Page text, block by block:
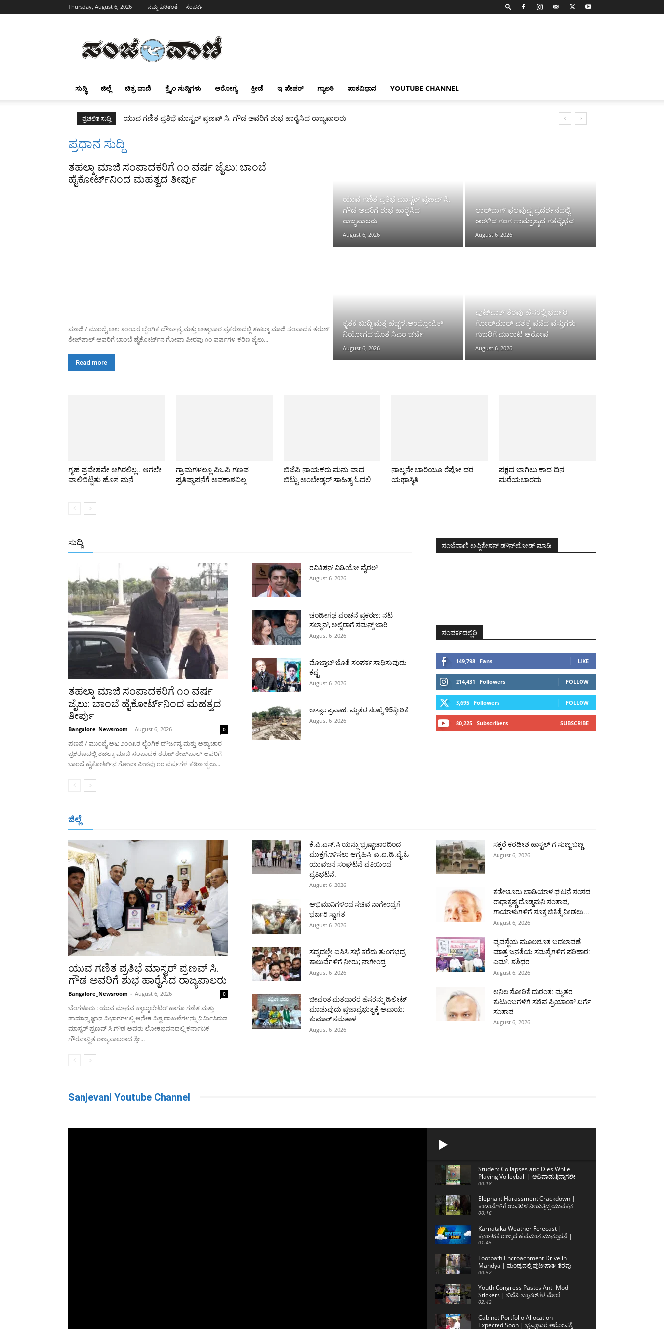
Thursday, August 6, 2026 ನಮ್ಮ ಕುರಿತಂತೆ ಸಂಪರ್ಕ
ಸುದ್ಧಿ ಜಿಲ್ಲೆ ಚಿತ್ರ ವಾಣಿ ಕ್ರೈಂ ಸುದ್ದಿಗಳು ಆರೋಗ್ಯ ಕ್ರೀಡೆ ಇ-ಪೇಪರ್ ಗ್ಯಾಲರಿ ಪಾಕವಿಧಾನ YOUTUBE CHANNEL
ಪ್ರಚಲಿತ ಸುದ್ಧಿ ಯುವ ಗಣಿತ ಪ್ರತಿಭೆ ಮಾಸ್ಟರ್ ಪ್ರಣವ್ ಸಿ. ಗೌಡ ಅವರಿಗೆ ಶುಭ ಹಾರೈಸಿದ ರಾಜ್ಯಪಾಲರು
ಪ್ರಧಾನ ಸುದ್ದಿ
ತಹಲ್ಕಾ ಮಾಜಿ ಸಂಪಾದಕರಿಗೆ ೧೦ ವರ್ಷ ಜೈಲು: ಬಾಂಬೆ
ಹೈಕೋರ್ಟ್‌ನಿಂದ ಮಹತ್ವದ ತೀರ್ಪು
ಪಣಜಿ / ಮುಂಬೈ ಅ೬: ೨೦೧೩ರ ಲೈಂಗಿಕ ದೌರ್ಜನ್ಯ ಮತ್ತು ಅತ್ಯಾಚಾರ ಪ್ರಕರಣದಲ್ಲಿ ತಹಲ್ಕಾ ಮಾಜಿ ಸಂಪಾದಕ ತರುಣ್
ತೇಜ್‌ಪಾಲ್ ಅವರಿಗೆ ಬಾಂಬೆ ಹೈಕೋರ್ಟ್‌ನ ಗೋವಾ ಪೀಠವು ೧೦ ವರ್ಷಗಳ ಕಠಿಣ ಜೈಲು...
Read more
ಯುವ ಗಣಿತ ಪ್ರತಿಭೆ ಮಾಸ್ಟರ್ ಪ್ರಣವ್ ಸಿ.
ಗೌಡ ಅವರಿಗೆ ಶುಭ ಹಾರೈಸಿದ
ರಾಜ್ಯಪಾಲರು
August 6, 2026
ಲಾಲ್‌ಬಾಗ್ ಫಲಪುಷ್ಪ ಪ್ರದರ್ಶನದಲ್ಲಿ
ಅರಳಿದ ಗಂಗ ಸಾಮ್ರಾಜ್ಯದ ಗತವೈಭವ
August 6, 2026
ಕೃತಕ ಬುದ್ಧಿ ಮತ್ತೆ ಹೆಚ್ಚಳ:ಆಂಥ್ರೋಪಿಕ್
ನಿಯೋಗದ ಜೊತೆ ಸಿಎಂ ಚರ್ಚೆ
August 6, 2026
ಫುಟ್‌ಪಾತ್ ತೆರವು ಹೆಸರಲ್ಲಿ ಭರ್ಜರಿ
ಗೋಲ್‌ಮಾಲ್ ವಶಕ್ಕೆ ಪಡೆದ ವಸ್ತುಗಳು
ಗುಜರಿಗೆ ಮಾರಾಟ ಆರೋಪ
August 6, 2026
ಗೃಹ ಪ್ರವೇಶವೇ ಆಗಿರಲಿಲ್ಲ.. ಆಗಲೇ
ವಾಲಿಬಿಟ್ಟಿತು ಹೊಸ ಮನೆ
ಗ್ರಾಮಗಳಲ್ಲೂ ಪಿಒಪಿ ಗಣಪ
ಪ್ರತಿಷ್ಠಾಪನೆಗೆ ಅವಕಾಶವಿಲ್ಲ
ಬಿಜೆಪಿ ನಾಯಕರು ಮನು ವಾದ
ಬಿಟ್ಟು ಅಂಬೇಡ್ಕರ್ ಸಾಹಿತ್ಯ ಓದಲಿ
ನಾಲ್ಕನೇ ಬಾರಿಯೂ ರೆಪೋ ದರ
ಯಥಾಸ್ಥಿತಿ
ಪಕ್ಷದ ಬಾಗಿಲು ಕಾದ ದಿನ
ಮರೆಯಬಾರದು
ಸುದ್ದಿ
ತಹಲ್ಕಾ ಮಾಜಿ ಸಂಪಾದಕರಿಗೆ ೧೦ ವರ್ಷ
ಜೈಲು: ಬಾಂಬೆ ಹೈಕೋರ್ಟ್‌ನಿಂದ ಮಹತ್ವದ
ತೀರ್ಪು
Bangalore_Newsroom - August 6, 2026 0
ಪಣಜಿ / ಮುಂಬೈ ಅ೬: ೨೦೧೩ರ ಲೈಂಗಿಕ ದೌರ್ಜನ್ಯ ಮತ್ತು ಅತ್ಯಾಚಾರ
ಪ್ರಕರಣದಲ್ಲಿ ತಹಲ್ಕಾ ಮಾಜಿ ಸಂಪಾದಕ ತರುಣ್ ತೇಜ್‌ಪಾಲ್ ಅವರಿಗೆ
ಬಾಂಬೆ ಹೈಕೋರ್ಟ್‌ನ ಗೋವಾ ಪೀಠವು ೧೦ ವರ್ಷಗಳ ಕಠಿಣ ಜೈಲು...
ರವಿಕಿಶನ್ ವಿಡಿಯೋ ವೈರಲ್
August 6, 2026
ಚಂಡೀಗಢ ವಂಚನೆ ಪ್ರಕರಣ: ನಟ
ಸಲ್ಮಾನ್, ಅಲ್ವಿರಾಗೆ ಸಮನ್ಸ್ ಜಾರಿ
August 6, 2026
ಮೊಜ್ತಾಬ್ ಜೊತೆ ಸಂಪರ್ಕ ಸಾಧಿಸುವುದು
ಕಷ್ಟ
August 6, 2026
ಅಸ್ಸಾಂ ಪ್ರವಾಹ: ಮೃತರ ಸಂಖ್ಯೆ 95ಕ್ಕೇರಿಕೆ
August 6, 2026
ಸಂಜೆವಾಣಿ ಅಪ್ಲಿಕೇಶನ್ ಡೌನ್‌ಲೋಡ್ ಮಾಡಿ
ಸಂಪರ್ಕದಲ್ಲಿರಿ
149,798 Fans LIKE
214,431 Followers FOLLOW
3,695 Followers FOLLOW
80,225 Subscribers SUBSCRIBE
ಜಿಲ್ಲೆ
ಯುವ ಗಣಿತ ಪ್ರತಿಭೆ ಮಾಸ್ಟರ್ ಪ್ರಣವ್ ಸಿ.
ಗೌಡ ಅವರಿಗೆ ಶುಭ ಹಾರೈಸಿದ ರಾಜ್ಯಪಾಲರು
Bangalore_Newsroom - August 6, 2026 0
ಬೆಂಗಳೂರು : ಯುವ ಮಾನವ ಕ್ಯಾಲ್ಕುಲೇಟರ್ ಹಾಗೂ ಗಣಿತ ಮತ್ತು
ಸಾಮಾನ್ಯ ಜ್ಞಾನ ವಿಭಾಗಗಳಲ್ಲಿ ಅನೇಕ ವಿಶ್ವ ದಾಖಲೆಗಳನ್ನು ನಿರ್ಮಿಸಿರುವ
ಮಾಸ್ಟರ್ ಪ್ರಣವ್ ಸಿ.ಗೌಡ ಅವರು ಲೋಕಭವನದಲ್ಲಿ ಕರ್ನಾಟಕ
ಗೌರವಾನ್ವಿತ ರಾಜ್ಯಪಾಲರಾದ ಶ್ರೀ...
ಕೆ.ಪಿ.ಎಸ್.ಸಿ ಯನ್ನು ಭ್ರಷ್ಟಾಚಾರದಿಂದ
ಮುಕ್ತಗೊಳಿಸಲು ಆಗ್ರಹಿಸಿ ಎ.ಐ.ಡಿ.ವೈ.ಓ
ಯುವಜನ ಸಂಘಟನೆ ವತಿಯಿಂದ
ಪ್ರತಿಭಟನೆ.
August 6, 2026
ಅಭಿಮಾನಿಗಳಿಂದ ಸಚಿವ ನಾಗೇಂದ್ರಗೆ
ಭರ್ಜರಿ ಸ್ವಾಗತ
August 6, 2026
ಸದ್ಯದಲ್ಲೇ ಐಸಿಸಿ ಸಭೆ ಕರೆದು ತುಂಗಭದ್ರ
ಕಾಲುವೆಗಳಿಗೆ ನೀರು; ನಾಗೇಂದ್ರ
August 6, 2026
ಜೀವಂತ ಮತದಾರರ ಹೆಸರನ್ನು ಡಿಲೀಟ್
ಮಾಡುವುದು ಪ್ರಜಾಪ್ರಭುತ್ವಕ್ಕೆ ಅಪಾಯ:
ಕುಮಾರ್ ಸಮತಾಳ
August 6, 2026
ಸಕ್ಕರೆ ಕರಡೀಶ ಹಾಸ್ಟಲ್ ಗೆ ಸುಣ್ಣ ಬಣ್ಣ
August 6, 2026
ಕಡೇಚೂರು ಬಾಡಿಯಾಳ ಘಟನೆ ಸಂಸದ
ರಾಧಾಕೃಷ್ಣ ದೊಡ್ಡಮನಿ ಸಂತಾಪ,
ಗಾಯಾಳುಗಳಿಗೆ ಸೂಕ್ತ ಚಿಕಿತ್ಸೆ ನೀಡಲು...
August 6, 2026
ವ್ಯವಸ್ಥೆಯ ಮೂಲಭೂತ ಬದಲಾವಣೆ
ಮಾತ್ರ ಜನತೆಯ ಸಮಸ್ಯೆಗಳಿಗ ಪರಿಹಾರ:
ಎಮ್. ಶಶಿಧರ
August 6, 2026
ಅನಿಲ ಸೋರಿಕೆ ದುರಂತ: ಮೃತರ
ಕುಟುಂಬಗಳಿಗೆ ಸಚಿವ ಪ್ರಿಯಾಂಕ್ ಖರ್ಗೆ
ಸಂತಾಪ
August 6, 2026
Sanjevani Youtube Channel
Student Collapses and Dies While
Playing Volleyball | ಆಟವಾಡುತ್ತಿದ್ದಾಗಲೇ
ನೆಲಕ್ಕೆ ಕುಸಿದ ಲಿಖಿತ್ ಅಮೀನ್
00:18
Elephant Harassment Crackdown |
ಕಾಡಾನೆಗಳಿಗೆ ಉಪಟಳ ನೀಡುತ್ತಿದ್ದ ಯುವಕನ
ಬಂಧನ
00:16
Karnataka Weather Forecast |
ಕರ್ನಾಟಕ ರಾಜ್ಯದ ಹವಮಾನ ಮುನ್ಸೂಚನೆ |
06/08/2026 | Sanjevani News
01:45
Footpath Encroachment Drive in
Mandya | ಮಂಡ್ಯದಲ್ಲಿ ಫುಟ್‌ಪಾತ್ ತೆರವು
ಕಾರ್ಯಾಚರಣೆ
00:52
Youth Congress Pastes Anti-Modi
Stickers | ಬಿಜೆಪಿ ಬ್ಯಾನರ್‌ಗಳ ಮೇಲೆ
ಮೋದಿ ವಿರುದ್ಧದ ಸ್ಟಿಕ್ಕರ್
02:42
Cabinet Portfolio Allocation
Expected Soon | ಭ್ರಷ್ಟಾಚಾರ ಆರೋಪಕ್ಕೆ